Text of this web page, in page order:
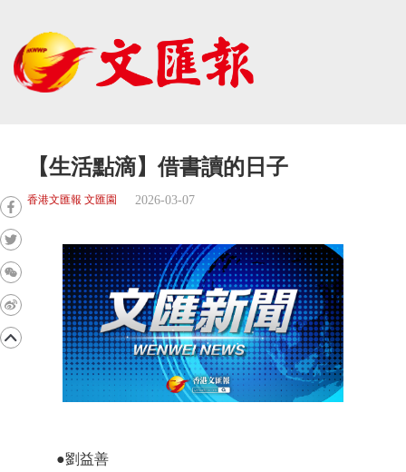
【生活點滴】借書讀的日子
香港文匯報 文匯園 2026-03-07
●劉益善